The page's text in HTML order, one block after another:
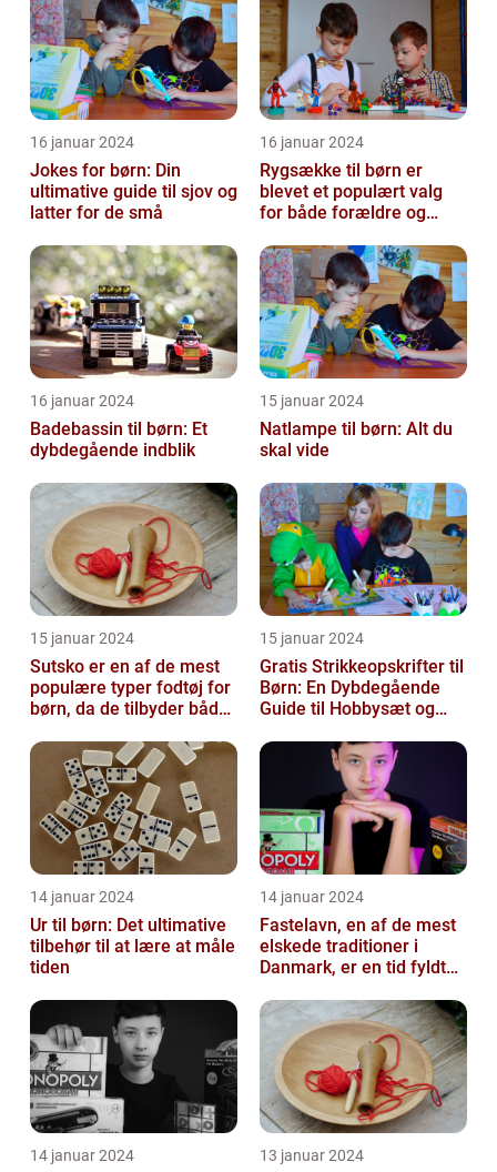
16 januar 2024
Jokes for børn: Din
ultimative guide til sjov og
latter for de små
16 januar 2024
Rygsække til børn er
blevet et populært valg
for både forældre og
transport...
16 januar 2024
Badebassin til børn: Et
dybdegående indblik
15 januar 2024
Natlampe til børn: Alt du
skal vide
15 januar 2024
Sutsko er en af de mest
populære typer fodtøj for
børn, da de tilbyder både
15 januar 2024
Gratis Strikkeopskrifter til
Børn: En Dybdegående
Guide til Hobbysæt og
14 januar 2024
Ur til børn: Det ultimative
tilbehør til at lære at måle
tiden
14 januar 2024
Fastelavn, en af de mest
elskede traditioner i
Danmark, er en tid fyldt
festligheder fo...
14 januar 2024 13 januar 2024